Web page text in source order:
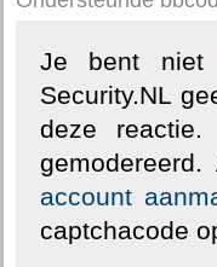
Je bent niet
Security.NL
deze
account
captchacode